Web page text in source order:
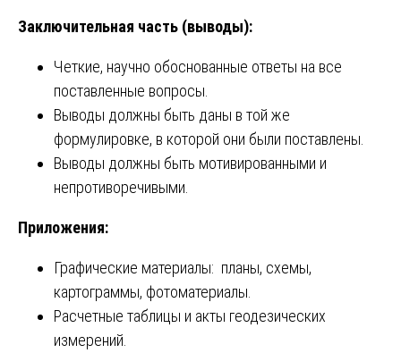
Заключительная часть (выводы):
Четкие, научно обоснованные ответы на все
поставленные вопросы.
Выводы должны быть даны в той же
формулировке, в которой они были поставлены.
Выводы должны быть мотивированными и
непротиворечивыми.
Приложения:
Графические материалы: планы, схемы,
картограммы, фотоматериалы.
Расчетные таблицы и акты геодезических
измерений.